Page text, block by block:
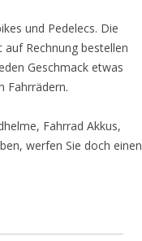
und Pedelecs. Die
Rechnung bestellen
Geschmack etwas
Fahrrädern.
Fahrrad Akkus,
werfen Sie doch einen